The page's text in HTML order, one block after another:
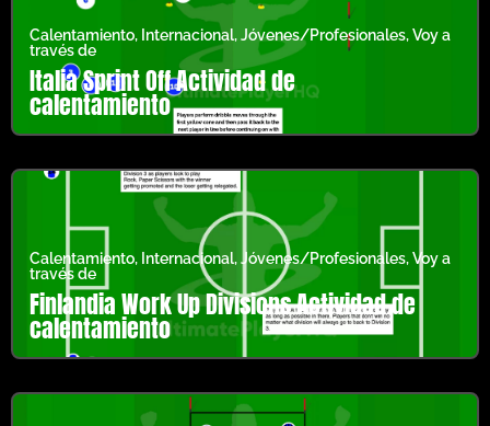
Calentamiento, Internacional,Jóvenes/Profesionales,Voy a
través de
Italia Sprint Off Actividad de
calentamiento
Calentamiento, Internacional,Jóvenes/Profesionales,Voy a
través de
Finlandia Work Up Divisions Actividad de
calentamiento